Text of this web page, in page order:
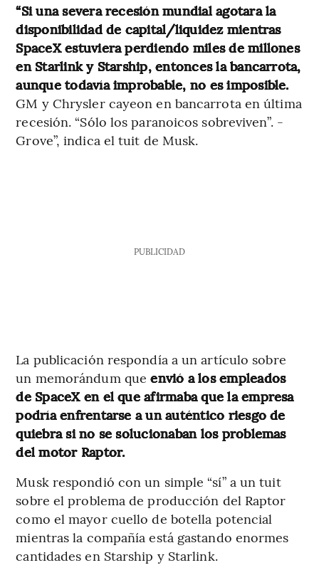
“Si una severa recesión mundial agotara la
disponibilidad de capital/liquidez mientras
SpaceX estuviera perdiendo miles de millones
en Starlink y Starship, entonces la bancarrota,
aunque todavía improbable, no es imposible.
GM y Chrysler cayeon en bancarrota en última
recesión. “Sólo los paranoicos sobreviven”. -
Grove”, indica el tuit de Musk.
PUBLICIDAD
La publicación respondía a un artículo sobre
un memorándum que envió a los empleados
de SpaceX en el que afirmaba que la empresa
podría enfrentarse a un auténtico riesgo de
quiebra si no se solucionaban los problemas
del motor Raptor.
Musk respondió con un simple “sí” a un tuit
sobre el problema de producción del Raptor
como el mayor cuello de botella potencial
mientras la compañía está gastando enormes
cantidades en Starship y Starlink.